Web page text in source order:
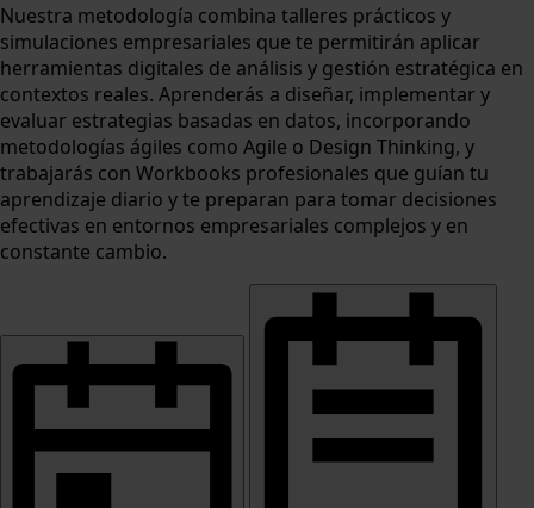
Nuestra metodología combina talleres prácticos y
simulaciones empresariales que te permitirán aplicar
herramientas digitales de análisis y gestión estratégica en
contextos reales. Aprenderás a diseñar, implementar y
evaluar estrategias basadas en datos, incorporando
metodologías ágiles como Agile o Design Thinking, y
trabajarás con Workbooks profesionales que guían tu
aprendizaje diario y te preparan para tomar decisiones
efectivas en entornos empresariales complejos y en
constante cambio.